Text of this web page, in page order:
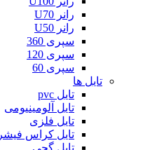
رانر U70
رانر U50
سپری 360
سپری 120
سپری 60
تایل ها
تایل pvc
تایل آلومینیومی
تایل فلزی
تایل کراس فیشر